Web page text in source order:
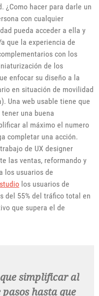
¿Como hacer para darle un
con cualquier
pueda acceder a ella y
que la experiencia de
con los
de los
enfocar su diseño a la
en situación de movilidad
Una web usable tiene que
una buena
al máximo el numero
completar una acción.
de UX designer
las ventas, reformando y
los usuarios de
los usuarios de
del 55% del tráfico total en
que supera el de
simplificar al
hasta que